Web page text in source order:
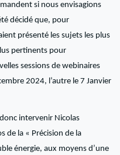
si nous envisagions
décidé que, pour
présenté les sujets les plus
pertinents pour
sessions de webinaires
2024, l’autre le 7 Janvier
intervenir Nicolas
de la « Précision de la
énergie, aux moyens d’une